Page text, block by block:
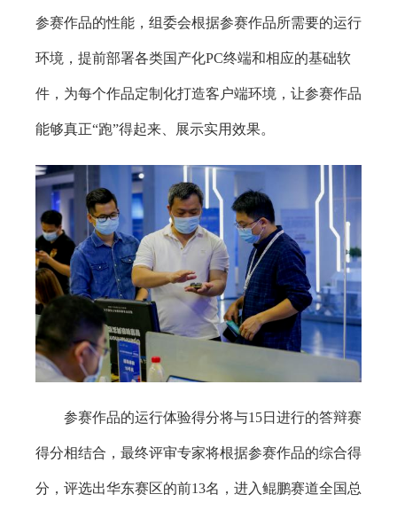
参赛作品的性能，组委会根据参赛作品所需要的运行
环境，提前部署各类国产化PC终端和相应的基础软
件，为每个作品定制化打造客户端环境，让参赛作品
能够真正“跑”得起来、展示实用效果。
参赛作品的运行体验得分将与15日进行的答辩赛
得分相结合，最终评审专家将根据参赛作品的综合得
分，评选出华东赛区的前13名，进入鲲鹏赛道全国总